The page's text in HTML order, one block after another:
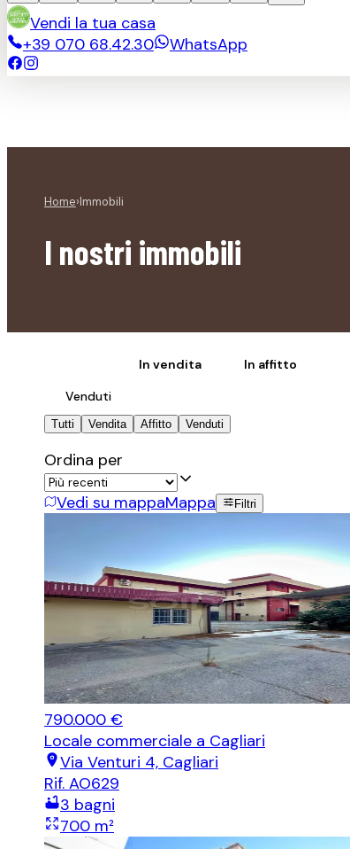
Vendi la tua casa
+39 070 68.42.30
WhatsApp
Home›Immobili
I nostri immobili
In vendita
In affitto
Venduti
Tutti Vendita Affitto Venduti
Ordina per
Vedi su mappaMappa Filtri
790.000 €
Locale commerciale a Cagliari
Via Venturi 4, Cagliari
Rif. AO629
3 bagni
700 m²